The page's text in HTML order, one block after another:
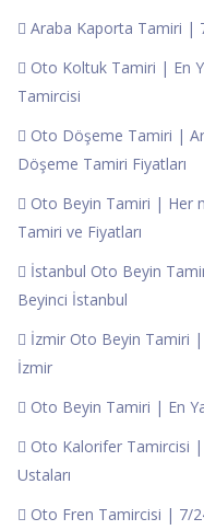
Araba Kaporta Tamiri |
Oto Koltuk Tamiri | En
Tamircisi
Oto Döşeme Tamiri |
Döşeme Tamiri Fiyatları
Oto Beyin Tamiri | Her
Tamiri ve Fiyatları
İstanbul Oto Beyin
Beyinci İstanbul
İzmir Oto Beyin Tamiri |
İzmir
Oto Beyin Tamiri | En
Oto Kalorifer Tamircisi |
Ustaları
Oto Fren Tamircisi | 7/